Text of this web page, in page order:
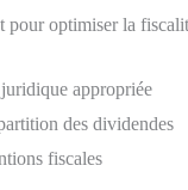
pour optimiser la
appropriée
des dividendes
fiscales